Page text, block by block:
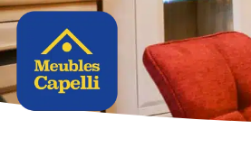
Panneau de gestion des cookies